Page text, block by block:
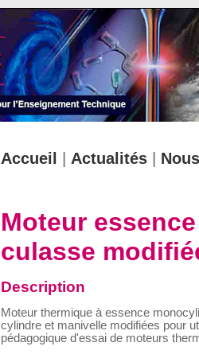
Accueil Actualités|
Moteur
culasse
Description
Moteur thermique à essence
cylindre et manivelle modifiées pour
pédagogique d'essai de moteurs